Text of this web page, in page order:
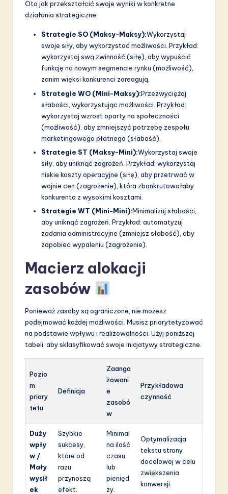
Oto jak przekształcić swoje wyniki w konkretne
działania strategiczne:
Strategie SO (Maksy-Maksy):Wykorzystaj
swoje siły, aby wykorzystać możliwości. Przykład:
wykorzystaj swą zwinność (siłę), aby wypuścić
funkcję na nowym segmencie rynku (możliwość),
zanim więksi konkurenci zareagują.
Strategie WO (Mini-Maksy):Przezwyciężaj
słabości, wykorzystując możliwości. Przykład:
wykorzystaj wzrost oparty na społeczności
(możliwość), aby zmniejszyć potrzebę zespołu
marketingowego płatnego (słabość).
Strategie ST (Maksy-Mini):Wykorzystaj swoje
siły, aby uniknąć zagrożeń. Przykład: wykorzystaj
niskie koszty operacyjne (siłę), aby przetrwać w
wojnie cen (zagrożenie), która zbankrutowałaby
konkurenta z wysokimi kosztami.
Strategie WT (Mini-Mini):Minimalizuj słabości,
aby uniknąć zagrożeń. Przykład: automatyzuj
zadania administracyjne (zmniejsz słabość), aby
zapobiec wypaleniu (zagrożenie).
Macierz alokacji
zasobów
Ponieważ zasoby są ograniczone, nie możesz
podejmować każdej możliwości. Musisz priorytetyzować
na podstawie wpływu i realizowalności. Użyj poniższej
tabeli, aby sklasyfikować swoje inicjatywy strategiczne.
Pozio
m
priory
tetu
Definicja
Zaanga
żowani
e
zasobó
w
Przykładowa
czynność
Duży
wpły
w /
Mały
wysił
ek
Szybkie
sukcesy,
które od
razu
przynoszą
efekt.
Minimal
na ilość
czasu
lub
pienięd
zy.
Optymalizacja
tekstu strony
docelowej w celu
zwiększenia
konwersji.